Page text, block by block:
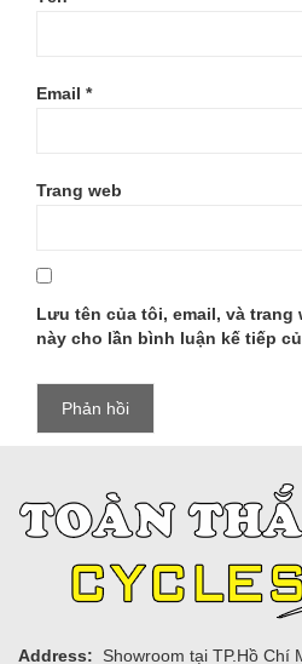
THE-
VA-
DAP-
THONG-
THUONG
Email *
Trang web
Lưu tên của tôi, email, và
này cho lần bình luận kế tiếp
Address:
Showroom tại TP.Hồ Chí